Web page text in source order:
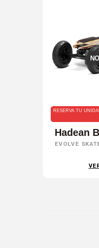
RESERVA TU
Hadean
EVOLVE